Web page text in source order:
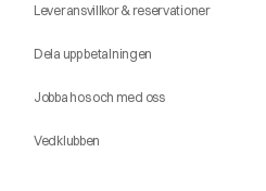
Leveransvillkor & reservationer
Dela upp betalningen
Jobba hos och med oss
Vedklubben